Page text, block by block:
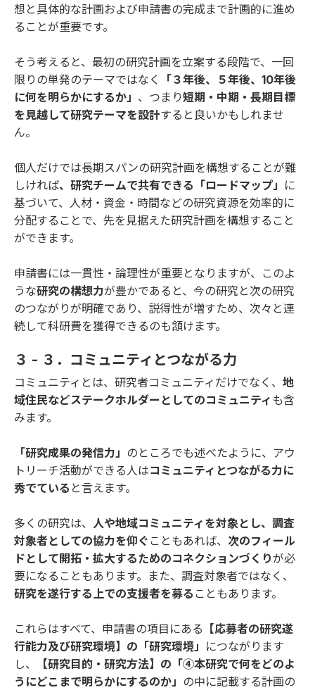
想と具体的な計画および申請書の完成まで計画的に進め
ることが重要です。
そう考えると、最初の研究計画を立案する段階で、一回
限りの単発のテーマではなく
「３年後、５年後、10年後
に何を明らかにするか」 、つまり短期・中期・長期目標
を見越して研究テーマを設計すると良いかもしれませ
ん。
個人だけでは長期スパンの研究計画を構想することが難
しければ、研究チームで共有できる「ロードマップ」 に
基づいて、人材・資金・時間などの研究資源を効率的に
分配することで、先を見据えた研究計画を構想すること
ができます。
申請書には一貫性・論理性が重要となりますが、このよ
うな研究の構想力が豊かであると、今の研究と次の研究
のつながりが明確であり、説得性が増すため、次々と連
続して科研費を獲得できるのも頷けます。
３ - ３．コミュニティとつながる力
コミュニティとは、研究者コミュニティだけでなく、 地
域住民などステークホルダーとしてのコミュニティ も含
みます。
「研究成果の発信力」 のところでも述べたように、アウ
トリーチ活動ができる人はコミュニティとつながる力に
秀でている と言えます。
多くの研究は、 人や地域コミュニティを対象とし、調査
対象者としての協力を仰ぐ こともあれば、 次のフィール
ドとして開拓・拡大するためのコネクションづくりが必
要になることもあります。また、調査対象者ではなく、
研究を遂行する上での支援者を募る こともあります。
これらはすべて、申請書の項目にある 【応募者の研究遂
行能力及び研究環境】の「研究環境」 につながります
し、
【研究目的・研究方法】の「④本研究で何をどのよ
うにどこまで明らかにするのか」 の中に記載する計画の